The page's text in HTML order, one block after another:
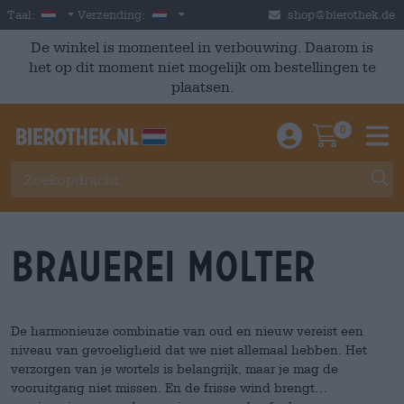
Skip to main content
Taal: Dutch
Verzending: Nederland shop@bierothek.de
De winkel is momenteel in verbouwing. Daarom is
het op dit moment niet mogelijk om bestellingen te
plaatsen.
Einloggen /
0
Brauerei Molter
De harmonieuze combinatie van oud en nieuw vereist een
niveau van gevoeligheid dat we niet allemaal hebben. Het
verzorgen van je wortels is belangrijk, maar je mag de
vooruitgang niet missen. En de frisse wind brengt